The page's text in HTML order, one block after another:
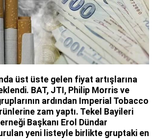
üst üste gelen fiyat artışlarına
BAT, JTI, Philip Morris ve
ardından Imperial Tobacco
zam yaptı. Tekel Bayileri
Başkanı Erol Dündar
yeni listeyle birlikte gruptaki en